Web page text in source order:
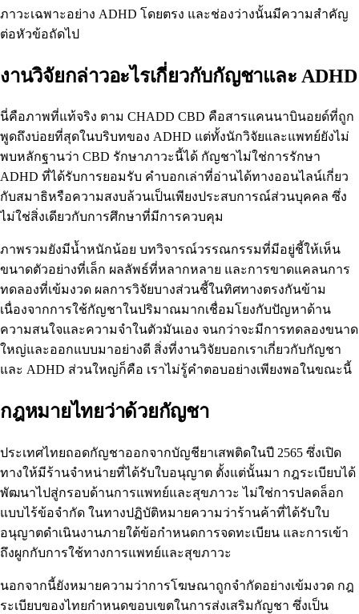
ภาวะเฉพาะอย่าง ADHD โดยตรง และช่องว่างนั้นมีความสำคัญ
ต่อหัวข้อถัดไป
งานวิจัยกล่าวอะไรเกี่ยวกับกัญชาและ ADHD
นี่คือภาพที่แท้จริง ตาม CHADD CBD คือสารแคนนาบินอยด์ที่ถูก
พูดถึงบ่อยที่สุดในบริบทของ ADHD แต่ทั้งนักวิจัยและแพทย์ยังไม่
พบหลักฐานว่า CBD รักษาภาวะนี้ได้ กัญชาไม่ใช่การรักษา
ADHD ที่ได้รับการยอมรับ คำบอกเล่าที่อ่านได้ทางออนไลน์เกี่ยว
กับสมาธิหรือความสงบล้วนเป็นเพียงประสบการณ์ส่วนบุคคล ซึ่ง
ไม่ใช่สิ่งเดียวกับการศึกษาที่มีการควบคุม
ภาพรวมยังมีน้ำหนักน้อย บทวิจารณ์วรรณกรรมที่มีอยู่ชี้ให้เห็น
ขนาดตัวอย่างที่เล็ก ผลลัพธ์ที่หลากหลาย และการขาดแคลนการ
ทดลองที่เข้มงวด ผลการวิจัยบางส่วนชี้ในทิศทางตรงกันข้าม
เนื่องจากการใช้กัญชาในปริมาณมากเชื่อมโยงกับปัญหาด้าน
ความสนใจและความจำในตัวมันเอง จนกว่าจะมีการทดลองขนาด
ใหญ่และออกแบบมาอย่างดี สิ่งที่งานวิจัยบอกเราเกี่ยวกับกัญชา
และ ADHD ส่วนใหญ่ก็คือ เราไม่รู้คำตอบอย่างเพียงพอในขณะนี้
กฎหมายไทยว่าด้วยกัญชา
ประเทศไทยถอดกัญชาออกจากบัญชียาเสพติดในปี 2565 ซึ่งเปิด
ทางให้มีร้านจำหน่ายที่ได้รับใบอนุญาต ตั้งแต่นั้นมา กฎระเบียบได้
พัฒนาไปสู่กรอบด้านการแพทย์และสุขภาวะ ไม่ใช่การปลดล็อก
แบบไร้ข้อจำกัด ในทางปฏิบัติหมายความว่าร้านค้าที่ได้รับใบ
อนุญาตดำเนินงานภายใต้ข้อกำหนดการจดทะเบียน และการเข้า
ถึงผูกกับการใช้ทางการแพทย์และสุขภาวะ
นอกจากนี้ยังหมายความว่าการโฆษณาถูกจำกัดอย่างเข้มงวด กฎ
ระเบียบของไทยกำหนดขอบเขตในการส่งเสริมกัญชา ซึ่งเป็น